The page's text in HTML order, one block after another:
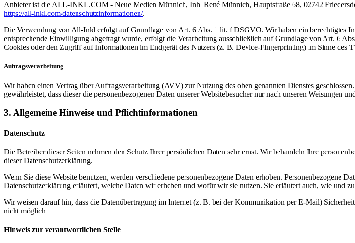
Anbieter ist die ALL-INKL.COM - Neue Medien Münnich, Inh. René Münnich, Hauptstraße 68, 02742
https://all-inkl.com/datenschutzinformationen/.
Die Verwendung von All-Inkl erfolgt auf Grundlage von Art. 6 Abs. 1 lit. f DSGVO. Wir haben ein berechtigtes
entsprechende Einwilligung abgefragt wurde, erfolgt die Verarbeitung ausschließlich auf Grundlage von Art. 6
Cookies oder den Zugriff auf Informationen im Endgerät des Nutzers (z. B. Device-Fingerprinting) im Sinne des
Auftragsverarbeitung
Wir haben einen Vertrag über Auftragsverarbeitung (AVV) zur Nutzung des oben genannten Dienstes
gewährleistet, dass dieser die personenbezogenen Daten unserer Websitebesucher nur nach unseren Weisungen
3. Allgemeine Hinweise und Pflicht­informationen
Datenschutz
Die Betreiber dieser Seiten nehmen den Schutz Ihrer persönlichen Daten sehr ernst. Wir behandeln Ihre
dieser Datenschutzerklärung.
Wenn Sie diese Website benutzen, werden verschiedene personenbezogene Daten erhoben. Personenbezogene
Datenschutzerklärung erläutert, welche Daten wir erheben und wofür wir sie nutzen. Sie erläutert auch, wie und
Wir weisen darauf hin, dass die Datenübertragung im Internet (z. B. bei der Kommunikation per E-Mail)
nicht möglich.
Hinweis zur verantwortlichen Stelle